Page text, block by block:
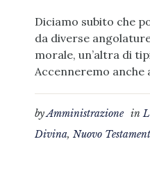
Diciamo subito che
da diverse
morale, un’altra di
Accenneremo anche
byAmministrazione in
Divina, Nuovo